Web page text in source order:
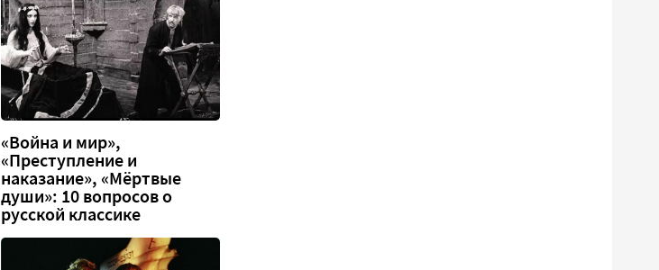
«Война и мир»,
«Преступление и
наказание», «Мёртвые
души»: 10 вопросов о
русской классике